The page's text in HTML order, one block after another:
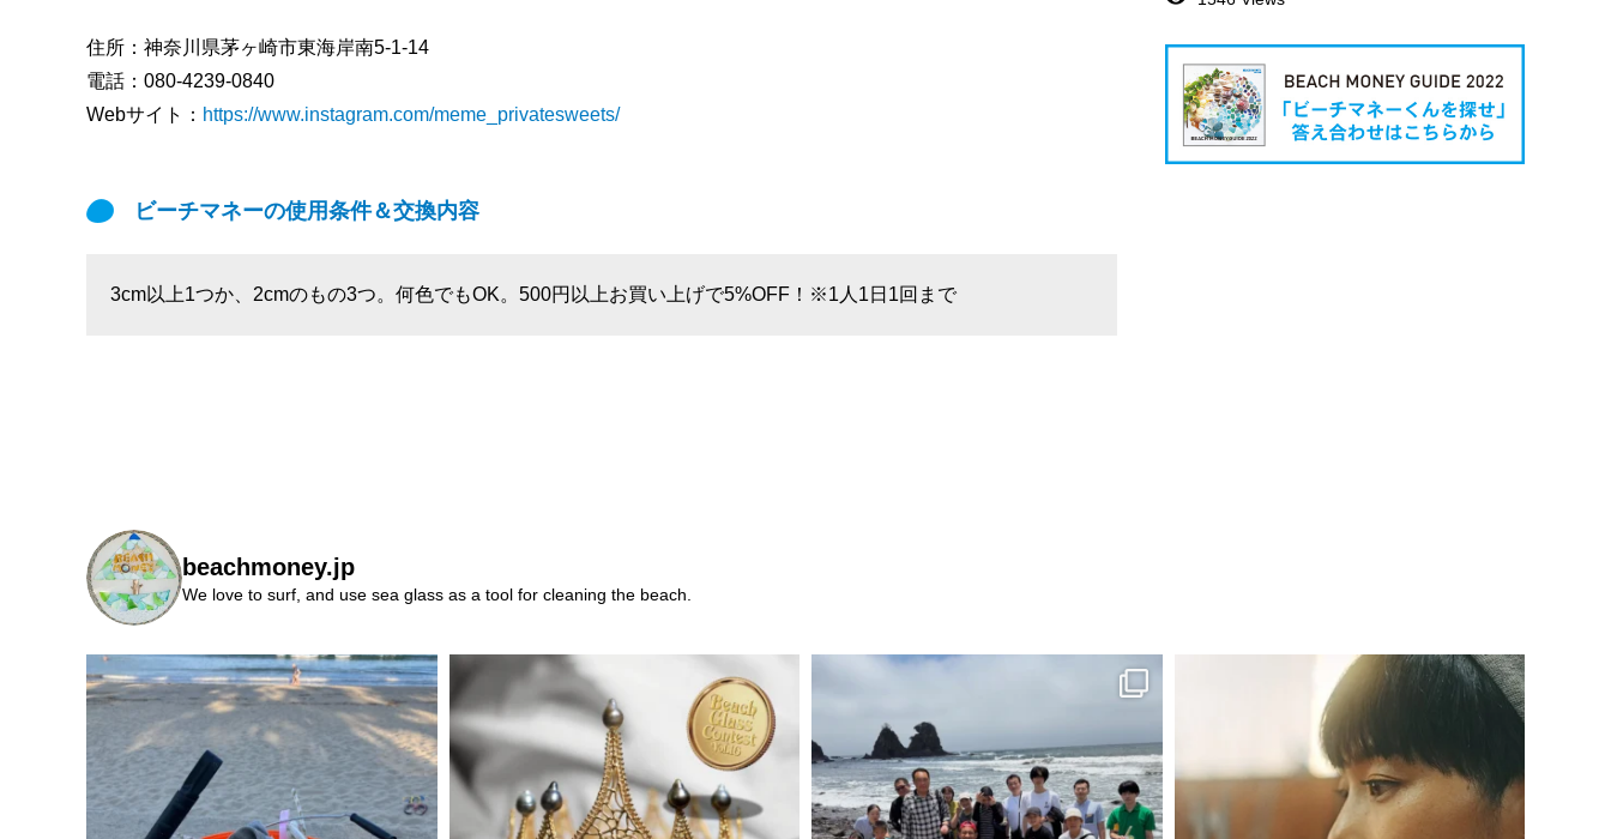
住所： 神奈川県茅ヶ崎市東海岸南5-1-14
電話： 080-4239-0840
Webサイト： https://www.instagram.com/meme_privatesweets/
ビーチマネーの使用条件＆交換内容
3cm以上1つか、2cmのもの3つ。何色でもOK。500円以上お買い上げで5%OFF！※1人1日1回まで
beachmoney.jp
We love to surf, and use sea glass as a tool for cleaning the beach.